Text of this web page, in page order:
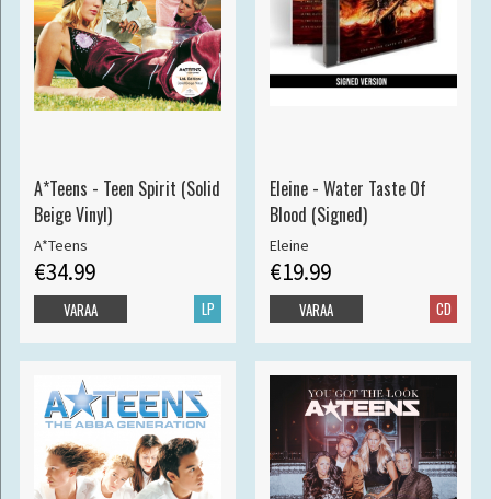
A*Teens - Teen Spirit (Solid
Beige Vinyl)
A*Teens
€34.99
LP
VARAA
Eleine - Water Taste Of
Blood (Signed)
Eleine
€19.99
CD
VARAA